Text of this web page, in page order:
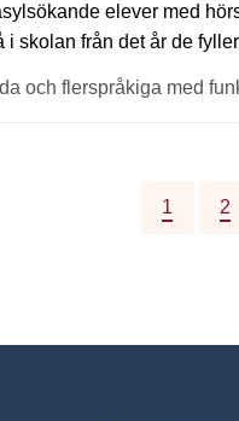
elever med
i skolan från det år de
och flerspråkiga med
1 2